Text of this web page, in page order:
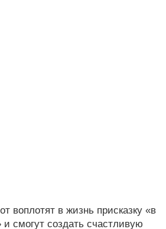
воплотят в жизнь присказку «в
смогут создать счастливую